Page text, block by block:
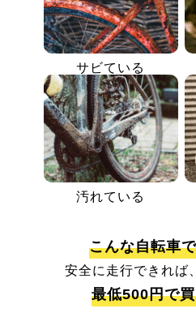
サビている
汚れている
こんな自転車
安全に走行できれば
最低500円で